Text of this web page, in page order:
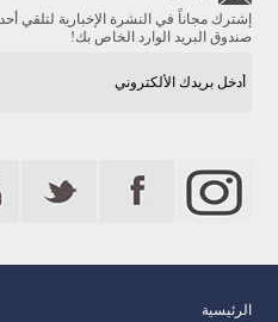
إشترك مجاناً في النشرة الإخبارية لتلقي
صندوق البريد الوارد الخاص بك!
الرئيسية